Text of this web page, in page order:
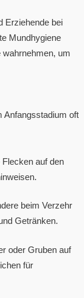
Erziehende bei
Mundhygiene
um
Anfangsstadium oft
auf den
beim Verzehr
Getränken.
oder Gruben auf
für